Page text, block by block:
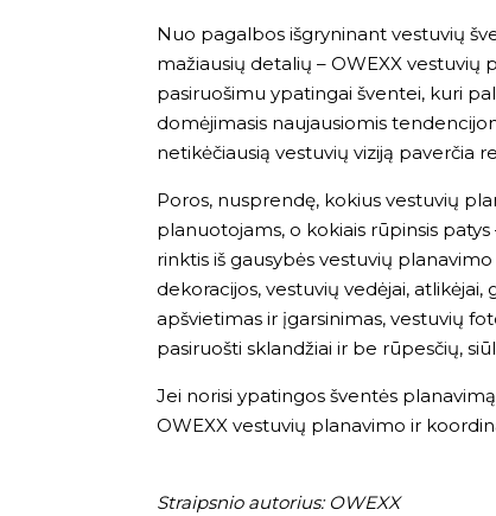
Nuo pagalbos išgryninant vestuvių
mažiausių detalių – OWEXX
pasiruošimu ypatingai šventei, kuri
domėjimasis naujausiomis
netikėčiausią vestuvių viziją paverčia
Poros, nusprendę, kokius vestuvių
planuotojams, o kokiais rūpinsis
rinktis iš gausybės vestuvių
dekoracijos, vestuvių vedėjai,
apšvietimas ir įgarsinimas, vestuvių
pasiruošti sklandžiai ir be rūpesčių,
Jei norisi ypatingos šventės
OWEXX vestuvių planavimo ir
Straipsnio autorius: OWEXX